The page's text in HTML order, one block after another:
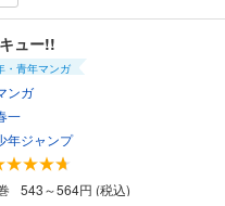
ュー!!
・青年マンガ
ンガ
一
年ジャンプ
543～564円 (税込)